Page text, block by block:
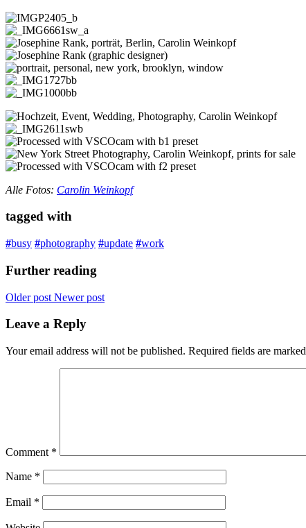
Alle Fotos: Carolin Weinkopf
tagged with
#busy #photography #update #work
Further reading
Older post Newer post
Leave a Reply
Your email address will not be published. Required fields are marked
Comment *
Name *
Email *